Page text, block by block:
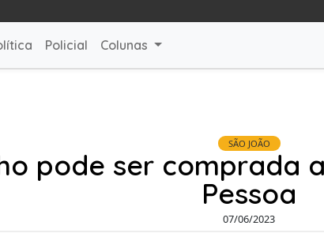
Policial Colunas
SÃO JOÃO
pode ser comprada
Pessoa
07/06/2023